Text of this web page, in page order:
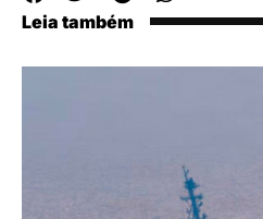
Leia também